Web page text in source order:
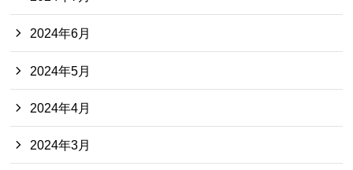
2024年6月
2024年5月
2024年4月
2024年3月